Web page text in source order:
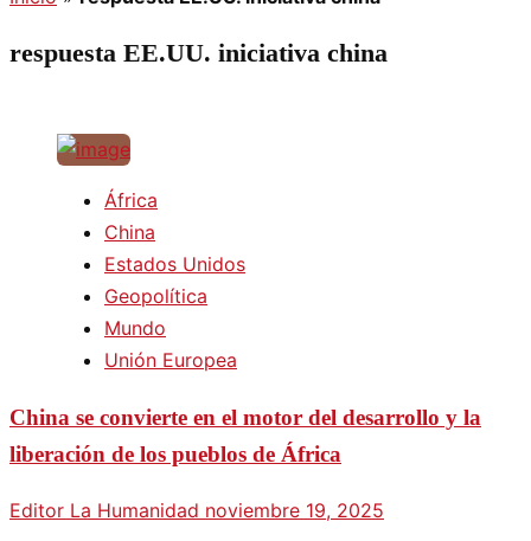
respuesta EE.UU. iniciativa china
África
China
Estados Unidos
Geopolítica
Mundo
Unión Europea
China se convierte en el motor del desarrollo y la
liberación de los pueblos de África
Editor La Humanidad noviembre 19, 2025